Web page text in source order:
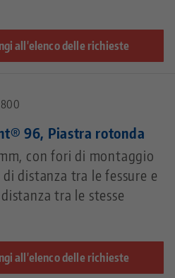
all'elenco delle richieste
96, Piastra rotonda
con fori di montaggio
di distanza tra le fessure e
tra le stesse
all'elenco delle richieste